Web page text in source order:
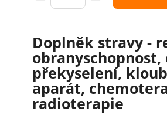
Doplněk stravy -
obranyschopnost,
překyselení,
aparát,
radioterapie